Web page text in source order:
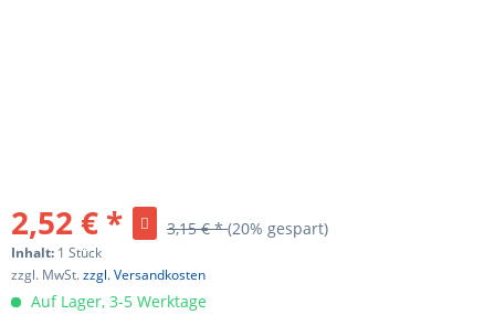
2,52 € * 3,15 € *(20% gespart)
Inhalt: 1 Stück
zzgl. MwSt.zzgl. Versandkosten
Auf Lager, 3-5 Werktage